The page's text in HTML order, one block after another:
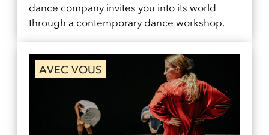
dance company invites you into its world
through a contemporary dance workshop.
AVEC VOUS